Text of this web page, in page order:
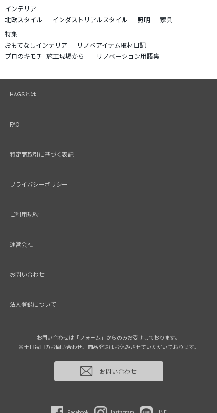
インテリア
北欧スタイル
インダストリアルスタイル 照明
家具
特集
おもてなしインテリア
リノベアイテム取材日記
プロのキモチ -施工現場から-
リノベーション用語集
HAGSとは
FAQ
特定商取引に基づく表記
プライバシーポリシー
ご利用規約
運営会社
お問い合わせ
法人登録について
お問い合わせは「フォーム」からのみお受けしております。
※土日祝日のお問い合わせ、商品発送はお休みさせていただいております。
お問い合わせ